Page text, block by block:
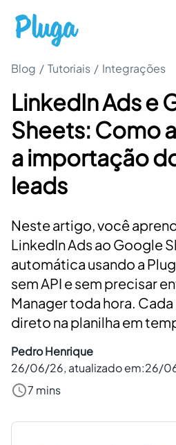
Tutoriais
Novidades da
Outros
Entrar
Criar conta
PT
Blog / Tutoriais / Integrações
LinkedIn Ads e
Sheets: Como
a importação
leads
Neste artigo, você
LinkedIn Ads ao Google
automática usando a
sem API e sem precisar
Manager toda hora.
direto na planilha em
Pedro Henrique
26/06/26, atualizado em:26/
7 mins